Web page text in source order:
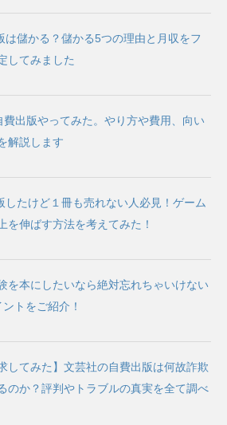
は儲かる？儲かる5つの理由と月収をフ
してみました
費出版やってみた。やり方や費用、向い
解説します
したけど１冊も売れない人必見！ゲーム
を伸ばす方法を考えてみた！
を本にしたいなら絶対忘れちゃいけない
トをご紹介！
してみた】文芸社の自費出版は何故詐欺
のか？評判やトラブルの真実を全て調べ